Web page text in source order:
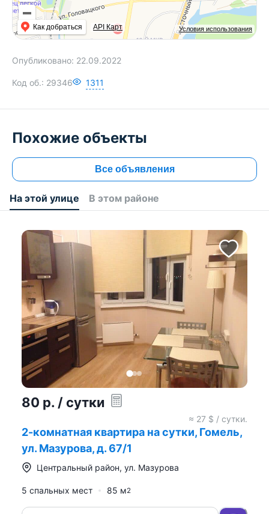
Условия использования
Как добраться API Карт
Опубликовано: 22.09.2022
Код об.: 29346 1311
Похожие объекты
Все объявления
На этой улице В этом районе
80 р. / сутки
≈ 27 $ / сутки.
2-комнатная квартира на сутки, Гомель,
ул. Мазурова, д. 67/1
Центральный район, ул. Мазурова
5 спальных мест 85 м2